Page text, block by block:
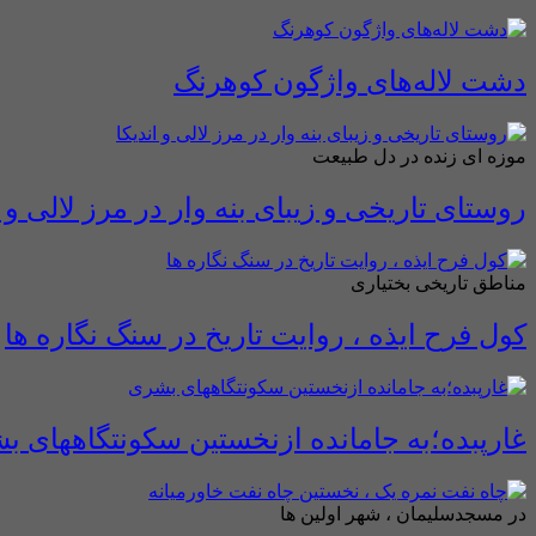
دشت لاله‌های واژگون کوهرنگ
موزه ای زنده در دل طبیعت
روستای تاریخی و زیبای بنه وار در مرز لالی و
مناطق تاریخی بختیاری
کول فرح ایذه ، روایت تاریخ در سنگ نگاره ها
غارپبده؛به جامانده ازنخستین سکونتگاههای
در مسجدسلیمان ، شهر اولین ها